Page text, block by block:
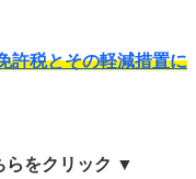
許税とその軽減措置に
らをクリック ▼